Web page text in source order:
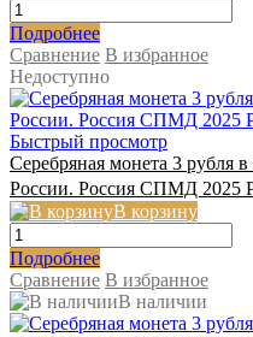
Подробнее
Сравнение В избранное
Недоступно
Быстрый просмотр
Серебряная монета 3 рубля
России. Россия СПМД 2025
В корзину
Подробнее
Сравнение В избранное
В наличии